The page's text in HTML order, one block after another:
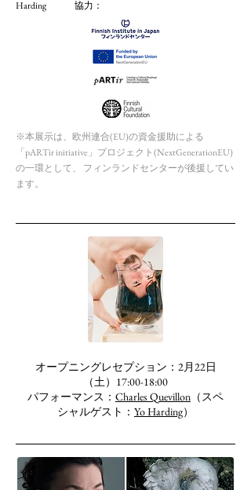
Harding 協力：
※本展示は、欧州連合(EU)の資金援助による
「pARTir initiative」プロジェクト(NextGenerationEU)
の一環として、 フィンランドセンターが後援してい
ます。
オープニングレセプション：2月22日
（土）17:00-18:00
パフォーマンス： Charles Quevillon （スペ
シャルゲスト： Yo Harding）